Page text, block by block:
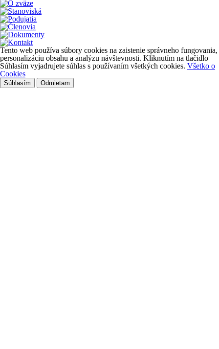
Tento web používa súbory cookies na zaistenie správneho fungovania,
personalizáciu obsahu a analýzu návštevnosti. Kliknutím na tlačidlo
Súhlasím vyjadrujete súhlas s používaním všetkých cookies. Všetko o
Cookies
Súhlasím Odmietam